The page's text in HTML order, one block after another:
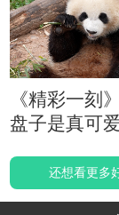
《精彩一刻
盘子是真可
还想看更多